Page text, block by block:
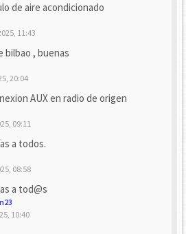
de aire acondicionado
11:43
bilbao , buenas
20:04
AUX en radio de origen
09:11
a todos.
08:58
a tod@s
10:40